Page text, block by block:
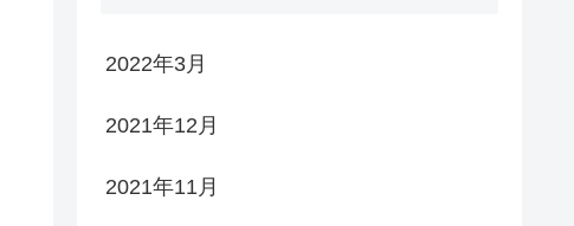
2022年3月
2021年12月
2021年11月